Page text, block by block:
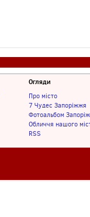
Огляди
Про місто
7 Чудес Запоріжжя
Фотоальбом
Обличчя нашого
RSS